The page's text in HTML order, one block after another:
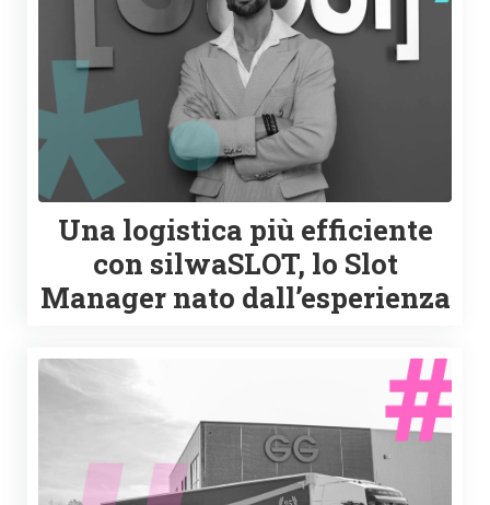
Una logistica più efficiente
con silwaSLOT, lo Slot
Manager nato dall’esperienza